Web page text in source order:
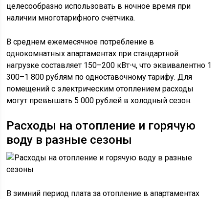
целесообразно использовать в ночное время при
наличии многотарифного счётчика.
В среднем ежемесячное потребление в
однокомнатных апартаментах при стандартной
нагрузке составляет 150–200 кВт⋅ч, что эквивалентно 1
300–1 800 рублям по одноставочному тарифу. Для
помещений с электрическим отоплением расходы
могут превышать 5 000 рублей в холодный сезон.
Расходы на отопление и горячую
воду в разные сезоны
В зимний период плата за отопление в апартаментах